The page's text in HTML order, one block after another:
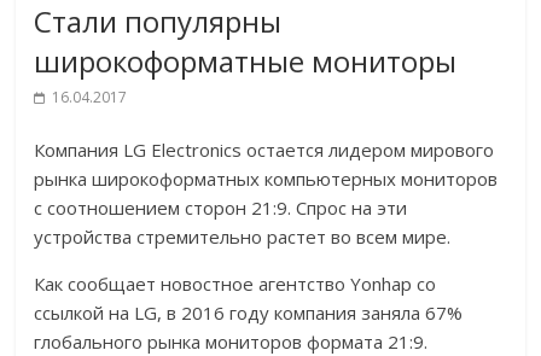
Стали популярны
широкоформатные мониторы
16.04.2017
Компания LG Electronics остается лидером мирового
рынка широкоформатных компьютерных мониторов
с соотношением сторон 21:9. Спрос на эти
устройства стремительно растет во всем мире.
Как сообщает новостное агентство Yonhap со
ссылкой на LG, в 2016 году компания заняла 67%
глобального рынка мониторов формата 21:9.